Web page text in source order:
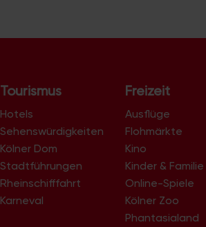
Tourismus
Hotels
Sehenswürdigkeiten
Kölner Dom
Stadtführungen
Rheinschifffahrt
Karneval
Freizeit
Ausflüge
Flohmärkte
Kino
Kinder & Familie
Online-Spiele
Kölner Zoo
Phantasialand